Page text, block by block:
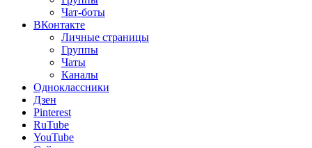
Чат-боты
ВКонтакте
Личные страницы
Группы
Чаты
Каналы
Одноклассники
Дзен
Pinterest
RuTube
YouTube